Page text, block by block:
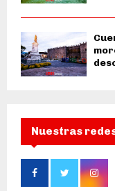
Nuestras